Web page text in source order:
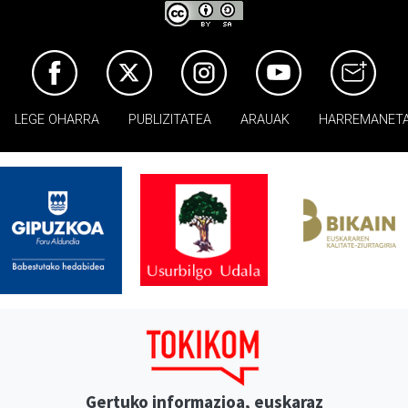
LEGE OHARRA PUBLIZITATEA ARAUAK
Gertuko informazioa, euskaraz